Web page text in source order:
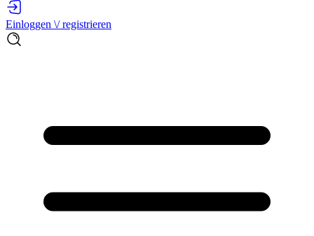
Einloggen \/ registrieren